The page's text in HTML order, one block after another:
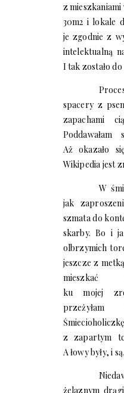
z
30m2 i lokale
je zgodnie z
intelektualną
I tak zostało
spacery z
zapachami
Aż okazało
Wikipedia jest
W
jak
szmata do
skarby. Bo i
olbrzymich
jeszcze z
mieszkać
ku mojej
z zapartym
A łowy były, i
żelaznym